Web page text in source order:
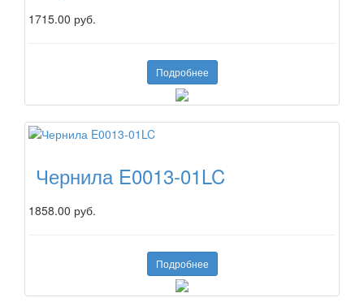
1715.00 руб.
Подробнее
Чернила E0013-01LC
1858.00 руб.
Подробнее